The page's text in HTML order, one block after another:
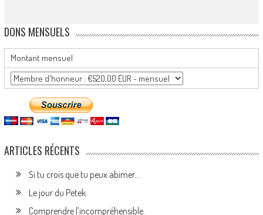
DONS MENSUELS
Montant mensuel
ARTICLES RÉCENTS
Si tu crois que tu peux abimer…
Le jour du Petek.
Comprendre l’incompréhensible.